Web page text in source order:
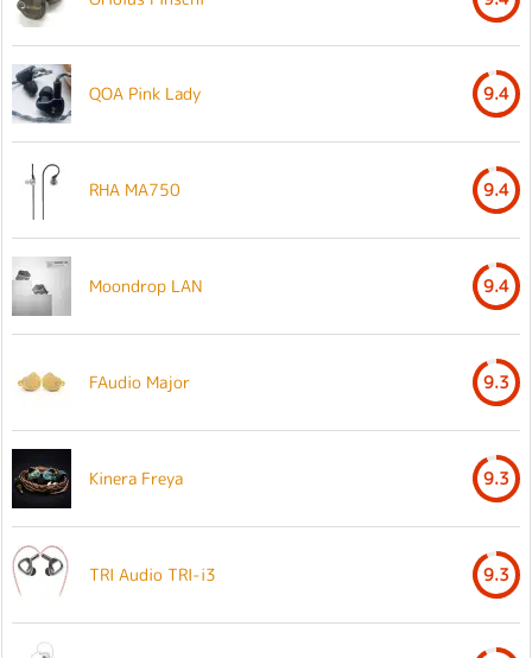
QOA Pink Lady 9.4
RHA MA750 9.4
Moondrop LAN 9.4
FAudio Major 9.3
Kinera Freya 9.3
TRI Audio TRI-i3 9.3